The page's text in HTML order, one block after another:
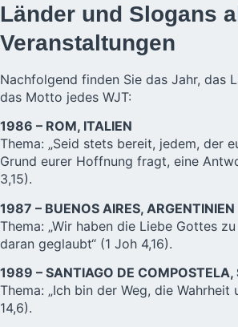
Länder und Slogans
Veranstaltungen
Nachfolgend finden Sie das Jahr, das
das Motto jedes WJT:
1986 – ROM, ITALIEN
Thema: „Seid stets bereit, jedem, der
Grund eurer Hoffnung fragt, eine
3,15).
1987 – BUENOS AIRES, ARGENTINIEN
Thema: „Wir haben die Liebe Gottes
daran geglaubt“ (1 Joh 4,16).
1989 – SANTIAGO DE COMPOSTELA,
Thema: „Ich bin der Weg, die Wahrheit
14,6).